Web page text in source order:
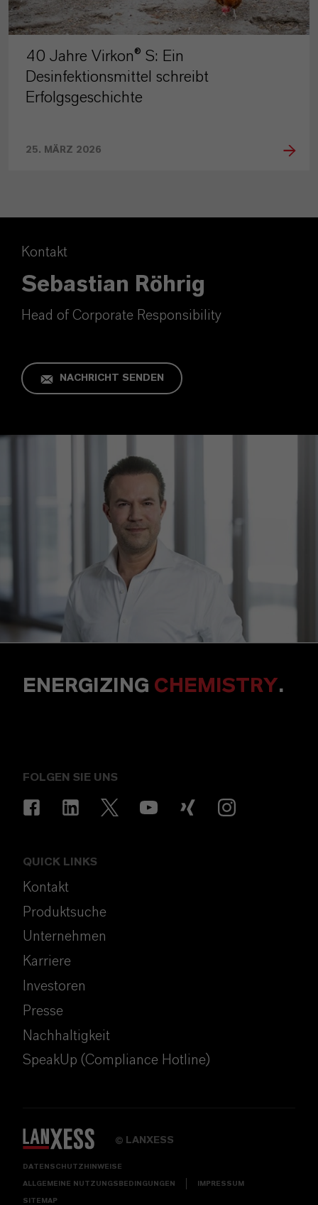
40 Jahre Virkon® S: Ein
Desinfektionsmittel schreibt
Erfolgsgeschichte
25. MÄRZ 2026
Kontakt
Sebastian Röhrig
Head of Corporate Responsibility
NACHRICHT SENDEN
ENERGIZING CHEMISTRY.
FOLGEN SIE UNS
QUICK LINKS
Kontakt
Produktsuche
Unternehmen
Karriere
Investoren
Presse
Nachhaltigkeit
SpeakUp (Compliance Hotline)
© LANXESS
DATENSCHUTZHINWEISE
ALLGEMEINE NUTZUNGSBEDINGUNGEN IMPRESSUM
SITEMAP